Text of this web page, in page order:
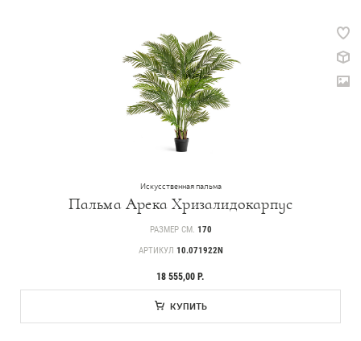
Искусственная пальма
Пальма Арека Хризалидокарпус
РАЗМЕР СМ. 170
АРТИКУЛ 10.071922N
18 555,00 Р.
КУПИТЬ